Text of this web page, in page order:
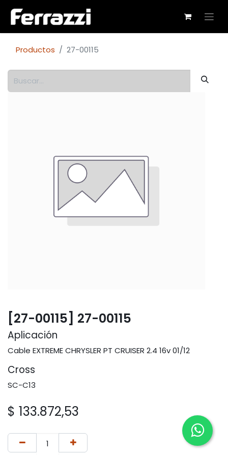
Productos 27-00115
[27-00115] 27-00115
Aplicación
Cable EXTREME CHRYSLER PT CRUISER 2.4 16v 01/12
Cross
SC-C13
$ 133.872,53